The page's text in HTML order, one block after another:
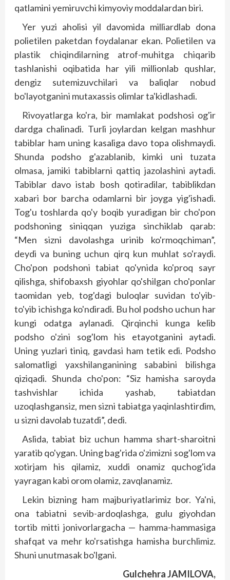
qatlamini yemiruvchi kimyoviy moddalardan biri.
Yer yuzi aholisi yil davomida milliardlab dona
polietilen paketdan foydalanar ekan. Polietilen va
plastik chiqindilarning atrof-muhitga chiqarib
tashlanishi oqibatida har yili millionlab qushlar,
dengiz sutemizuvchilari va baliqlar nobud
bo'layotganini mutaxassis olimlar ta'kidlashadi.
Rivoyatlarga ko'ra, bir mamlakat podshosi og'ir
dardga chalinadi. Turli joylardan kelgan mashhur
tabiblar ham uning kasaliga davo topa olishmaydi.
Shunda podsho g'azablanib, kimki uni tuzata
olmasa, jamiki tabiblarni qattiq jazolashini aytadi.
Tabiblar davo istab bosh qotiradilar, tabiblikdan
xabari bor barcha odamlarni bir joyga yig'ishadi.
Tog'u toshlarda qo'y boqib yuradigan bir cho'pon
podshoning siniqqan yuziga sinchiklab qarab:
“Men sizni davolashga urinib ko'rmoqchiman”,
deydi va buning uchun qirq kun muhlat so'raydi.
Cho'pon podshoni tabiat qo'ynida ko'proq sayr
qilishga, shifobaxsh giyohlar qo'shilgan cho'ponlar
taomidan yeb, tog'dagi buloqlar suvidan to'yib-
to'yib ichishga ko'ndiradi. Bu hol podsho uchun har
kungi odatga aylanadi. Qirqinchi kunga kelib
podsho o'zini sog'lom his etayotganini aytadi.
Uning yuzlari tiniq, gavdasi ham tetik edi. Podsho
salomatligi yaxshilanganining sababini bilishga
qiziqadi. Shunda cho'pon: “Siz hamisha saroyda
tashvishlar ichida yashab, tabiatdan
uzoqlashgansiz, men sizni tabiatga yaqinlashtirdim,
u sizni davolab tuzatdi”, dedi.
Aslida, tabiat biz uchun hamma shart-sharoitni
yaratib qo'ygan. Uning bag'rida o'zimizni sog'lom va
xotirjam his qilamiz, xuddi onamiz quchog'ida
yayragan kabi orom olamiz, zavqlanamiz.
Lekin bizning ham majburiyatlarimiz bor. Ya'ni,
ona tabiatni sevib-ardoqlashga, gulu giyohdan
tortib mitti jonivorlargacha — hamma-hammasiga
shafqat va mehr ko'rsatishga hamisha burchlimiz.
Shuni unutmasak bo'lgani.
Gulchehra JAMILOVA,